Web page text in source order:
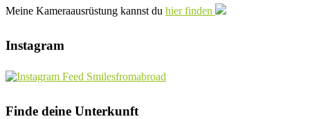
Meine Kameraausrüstung kannst du hier finden
Instagram
Finde deine Unterkunft